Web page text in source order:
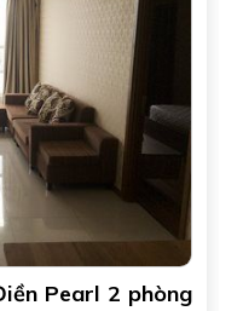
Pearl 2 phòng